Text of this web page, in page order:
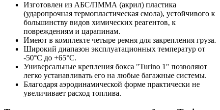
Изготовлен из АБС/ПММА (акрил) пластика
(ударопрочная термопластическая смола), устойчивого к
большинству видов химических реагентов, к
повреждениям и царапинам.
Имеют в комплекте четыре ремня для закрепления груза.
Широкий диапазон эксплуатационных температур от
-50°C до +65°C.
Универсальные крепления бокса "Turino 1" позволяют
легко устанавливать его на любые багажные системы.
Благодаря аэродинамической форме практически не
увеличивает расход топлива.